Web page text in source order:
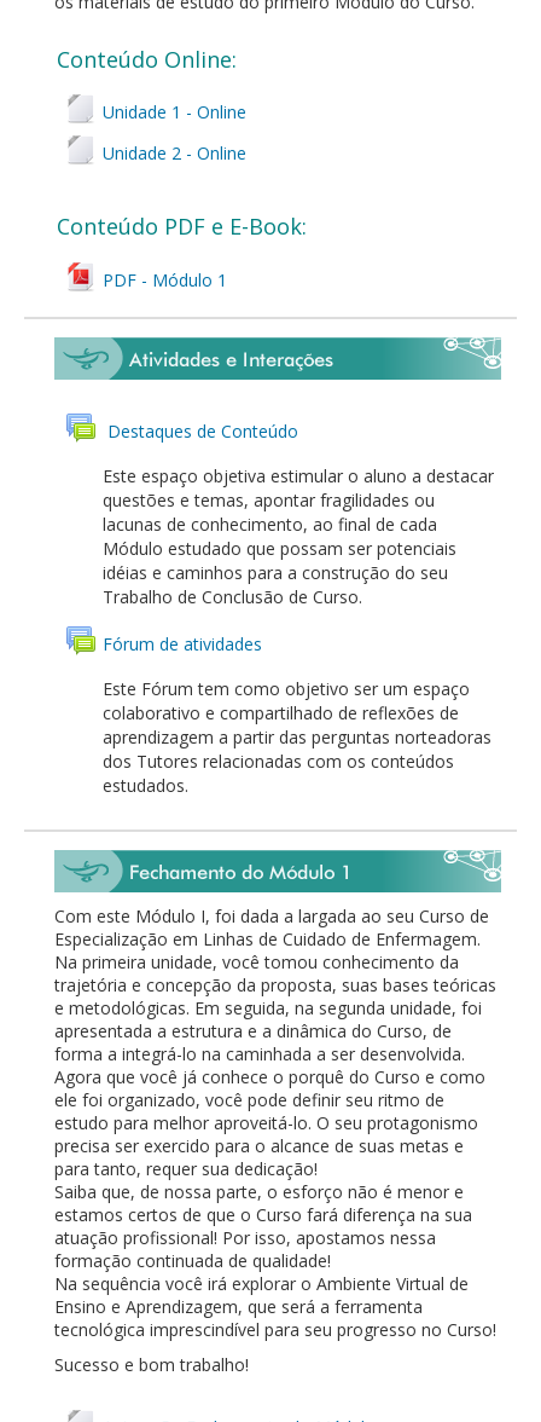
Conteúdo Online:
Unidade 1 - Online
Unidade 2 - Online
Conteúdo PDF e E-Book:
PDF - Módulo 1
Destaques de Conteúdo
Este espaço objetiva estimular o aluno a destacar
questões e temas, apontar fragilidades ou
lacunas de conhecimento, ao final de cada
Módulo estudado que possam ser potenciais
idéias e caminhos para a construção do seu
Trabalho de Conclusão de Curso.
Fórum de atividades
Este Fórum tem como objetivo ser um espaço
colaborativo e compartilhado de reflexões de
aprendizagem a partir das perguntas norteadoras
dos Tutores relacionadas com os conteúdos
estudados.
Com este Módulo I, foi dada a largada ao seu Curso de
Especialização em Linhas de Cuidado de Enfermagem.
Na primeira unidade, você tomou conhecimento da
trajetória e concepção da proposta, suas bases teóricas
e metodológicas. Em seguida, na segunda unidade, foi
apresentada a estrutura e a dinâmica do Curso, de
forma a integrá-lo na caminhada a ser desenvolvida.
Agora que você já conhece o porquê do Curso e como
ele foi organizado, você pode definir seu ritmo de
estudo para melhor aproveitá-lo. O seu protagonismo
precisa ser exercido para o alcance de suas metas e
para tanto, requer sua dedicação!
Saiba que, de nossa parte, o esforço não é menor e
estamos certos de que o Curso fará diferença na sua
atuação profissional! Por isso, apostamos nessa
formação continuada de qualidade!
Na sequência você irá explorar o Ambiente Virtual de
Ensino e Aprendizagem, que será a ferramenta
tecnológica imprescindível para seu progresso no Curso!
Sucesso e bom trabalho!